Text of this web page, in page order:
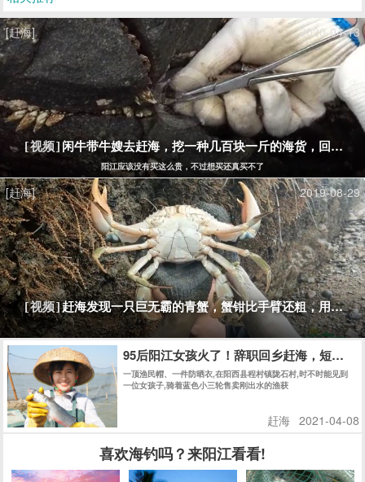
[赶海] 2020-04-13
[视频] 闲牛带牛嫂去赶海，挖一种几百块一斤的海货，回家煮
阳江应该没有买这么贵，不过想买还真买不了
[赶海] 2019-08-29
[视频]赶海发现一只巨无霸的青蟹，蟹钳比手臂还粗，用背包
95后阳江女孩火了！辞职回乡赶海，短视频
一顶渔民帽、一件防晒衣,在阳西县程村镇陇石村,时不时能见到
一位女孩子,骑着蓝色小三轮售卖刚出水的渔获
赶海 2021-04-08
喜欢海钓吗？来阳江看看!